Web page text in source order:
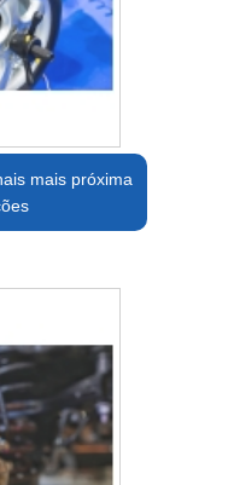
mais próxima